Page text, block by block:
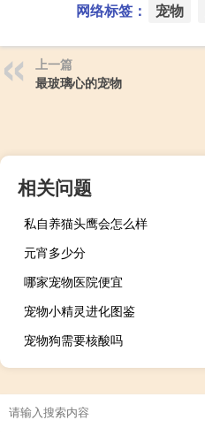
网络标签： 宠物
上一篇
最玻璃心的宠物
相关问题
私自养猫头鹰会怎么样
元宵多少分
哪家宠物医院便宜
宠物小精灵进化图鉴
宠物狗需要核酸吗